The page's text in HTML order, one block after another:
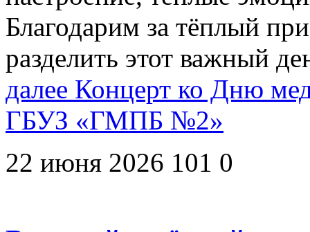
Благодарим за тёплый
разделить этот важный
далее Концерт ко Дню
ГБУЗ «ГМПБ №2»
22 июня 2026 101 0